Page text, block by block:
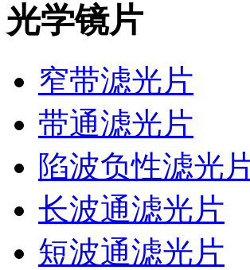
光学镜片
窄带滤光片
带通滤光片
陷波负性滤光
长波通滤光片
短波通滤光片